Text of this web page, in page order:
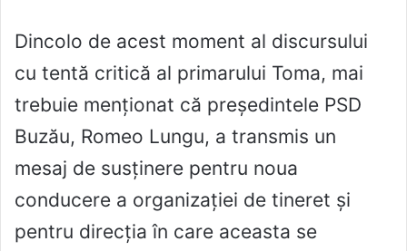
Dincolo de acest moment al discursului
cu tentă critică al primarului Toma, mai
trebuie menționat că președintele PSD
Buzău, Romeo Lungu, a transmis un
mesaj de susținere pentru noua
conducere a organizației de tineret și
pentru direcția în care aceasta se